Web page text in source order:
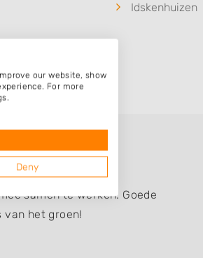
Idskenhuizen
u voor
samen te werken. Goede
van het groen!
our website, show
For more
Deny